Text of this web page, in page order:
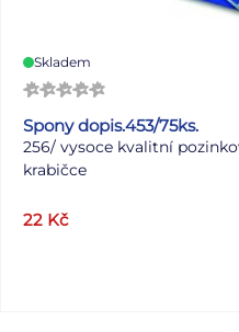
Skladem
Spony dopis.453/75ks.
256/ vysoce kvalitní
krabičce
22 Kč